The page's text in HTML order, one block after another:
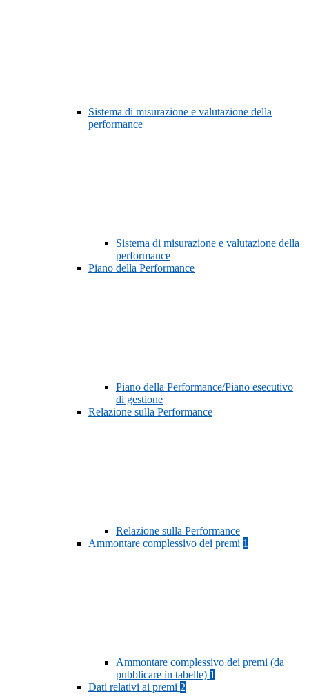
Sistema di misurazione e valutazione della
performance
Sistema di misurazione e valutazione della
performance
Piano della Performance
Piano della Performance/Piano esecutivo
di gestione
Relazione sulla Performance
Relazione sulla Performance
Ammontare complessivo dei premi 1
Ammontare complessivo dei premi (da
pubblicare in tabelle) 1
Dati relativi ai premi 2